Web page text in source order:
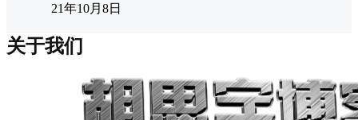
21年10月8日
关于我们